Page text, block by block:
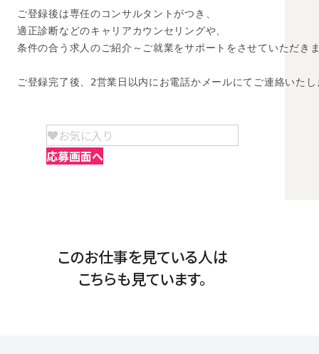
ご登録後は専任のコンサルタントがつき、
適正診断などのキャリアカウンセリングや、
条件の合う求人のご紹介～ご就業をサポートをさせていただき
ご登録完了後、2営業日以内にお電話かメールにてご連絡いたし
お気に入り
応募画面へ
このお仕事を見ている人は
こちらも見ています。